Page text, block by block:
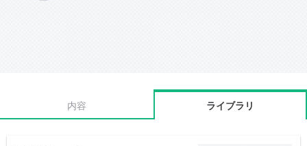
内容 ライブラリ